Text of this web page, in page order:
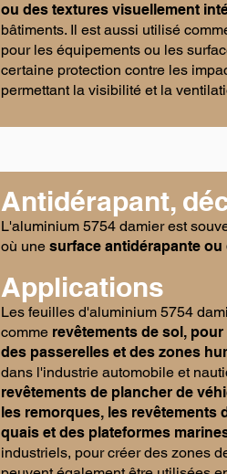
ou des textures visuellement
bâtiments. Il est aussi utilisé
pour les équipements ou les
certaine protection contre les
permettant la visibilité et la
Antidérapant,
L'aluminium 5754 damier est
où une surface antidérapante ou
Applications
Les feuilles d'aluminium 5754
comme revêtements de sol,
des passerelles et des zones
dans l'industrie automobile et
revêtements de plancher de
les remorques, les revêtements
quais et des plateformes
industriels, pour créer des zones